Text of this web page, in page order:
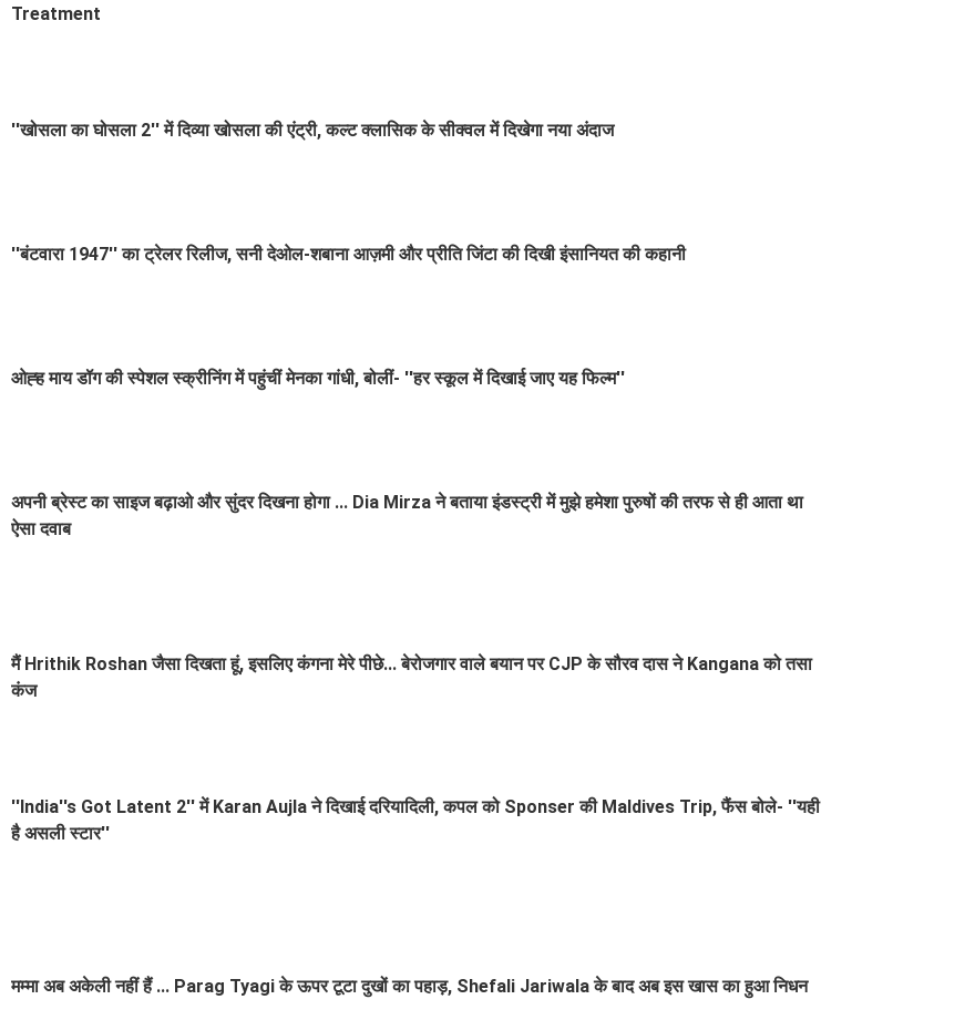
Treatment
''खोसला का घोसला 2'' में दिव्या खोसला की एंट्री, कल्ट क्लासिक के सीक्वल में दिखेगा नया अंदाज
''बंटवारा 1947'' का ट्रेलर रिलीज, सनी देओल-शबाना आज़मी और प्रीति जिंटा की दिखी इंसानियत की कहानी
ओह्ह माय डॉग की स्पेशल स्क्रीनिंग में पहुंचीं मेनका गांधी, बोलीं- ''हर स्कूल में दिखाई जाए यह फिल्म''
अपनी ब्रेस्ट का साइज बढ़ाओ और सुंदर दिखना होगा ... Dia Mirza ने बताया इंडस्ट्री में मुझे हमेशा पुरुषों की तरफ से ही आता था
ऐसा दवाब
मैं Hrithik Roshan जैसा दिखता हूं, इसलिए कंगना मेरे पीछे... बेरोजगार वाले बयान पर CJP के सौरव दास ने Kangana को तसा
कंज
''India''s Got Latent 2'' में Karan Aujla ने दिखाई दरियादिली, कपल को Sponser की Maldives Trip, फैंस बोले- ''यही
है असली स्टार''
मम्मा अब अकेली नहीं हैं ... Parag Tyagi के ऊपर टूटा दुखों का पहाड़, Shefali Jariwala के बाद अब इस खास का हुआ निधन